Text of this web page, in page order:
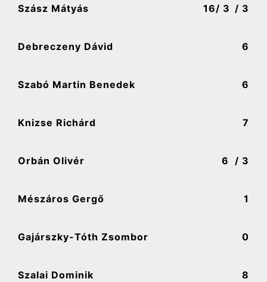
Szász Mátyás 16/ 3 / 3
Debreczeny Dávid 6
Szabó Martin Benedek 6
Knizse Richárd 7
Orbán Olivér 6 / 3
Mészáros Gergő 1
Gajárszky-Tóth Zsombor 0
Szalai Dominik 8